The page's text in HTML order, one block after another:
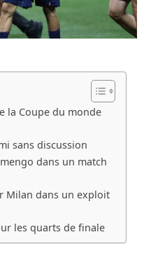
la Coupe du monde
sans discussion
dans un match
Milan dans un exploit
les quarts de finale